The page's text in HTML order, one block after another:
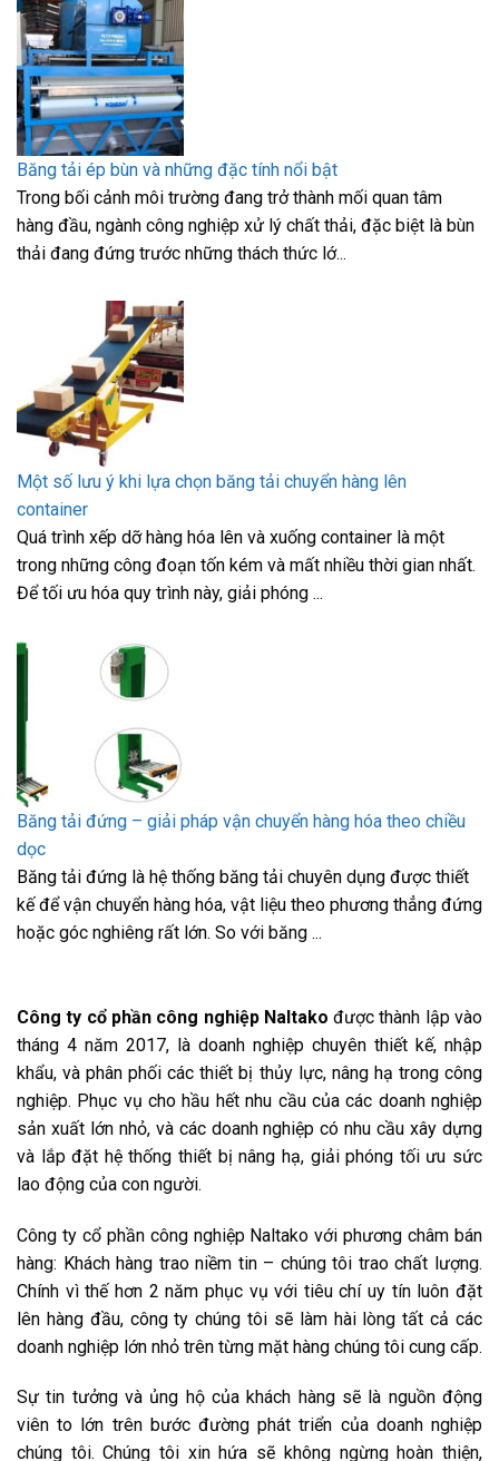
Băng tải ép bùn và những đặc tính nổi bật
Trong bối cảnh môi trường đang trở thành mối quan tâm
hàng đầu, ngành công nghiệp xử lý chất thải, đặc biệt là bùn
thải đang đứng trước những thách thức lớ...
Một số lưu ý khi lựa chọn băng tải chuyển hàng lên
container
Quá trình xếp dỡ hàng hóa lên và xuống container là một
trong những công đoạn tốn kém và mất nhiều thời gian nhất.
Để tối ưu hóa quy trình này, giải phóng ...
Băng tải đứng – giải pháp vận chuyển hàng hóa theo chiều
dọc
Băng tải đứng là hệ thống băng tải chuyên dụng được thiết
kế để vận chuyển hàng hóa, vật liệu theo phương thẳng đứng
hoặc góc nghiêng rất lớn. So với băng ...
Công ty cổ phần công nghiệp Naltako được thành lập vào
tháng 4 năm 2017, là doanh nghiệp chuyên thiết kế, nhập
khẩu, và phân phối các thiết bị thủy lực, nâng hạ trong công
nghiệp. Phục vụ cho hầu hết nhu cầu của các doanh nghiệp
sản xuất lớn nhỏ, và các doanh nghiệp có nhu cầu xây dựng
và lắp đặt hệ thống thiết bị nâng hạ, giải phóng tối ưu sức
lao động của con người.
Công ty cổ phần công nghiệp Naltako với phương châm bán
hàng: Khách hàng trao niềm tin – chúng tôi trao chất lượng.
Chính vì thế hơn 2 năm phục vụ với tiêu chí uy tín luôn đặt
lên hàng đầu, công ty chúng tôi sẽ làm hài lòng tất cả các
doanh nghiệp lớn nhỏ trên từng mặt hàng chúng tôi cung cấp.
Sự tin tưởng và ủng hộ của khách hàng sẽ là nguồn động
viên to lớn trên bước đường phát triển của doanh nghiệp
chúng tôi. Chúng tôi xin hứa sẽ không ngừng hoàn thiện,